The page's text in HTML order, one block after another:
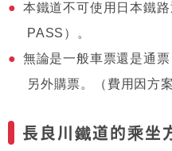
本鐵道不可使用日本鐵
PASS）。
無論是一般車票還是通
另外購票。（費用因方
長良川鐵道的乘坐